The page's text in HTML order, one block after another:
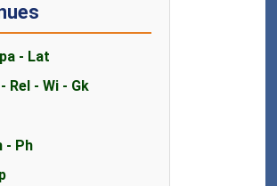
- Lat
Rel - Wi - Gk
- Ph